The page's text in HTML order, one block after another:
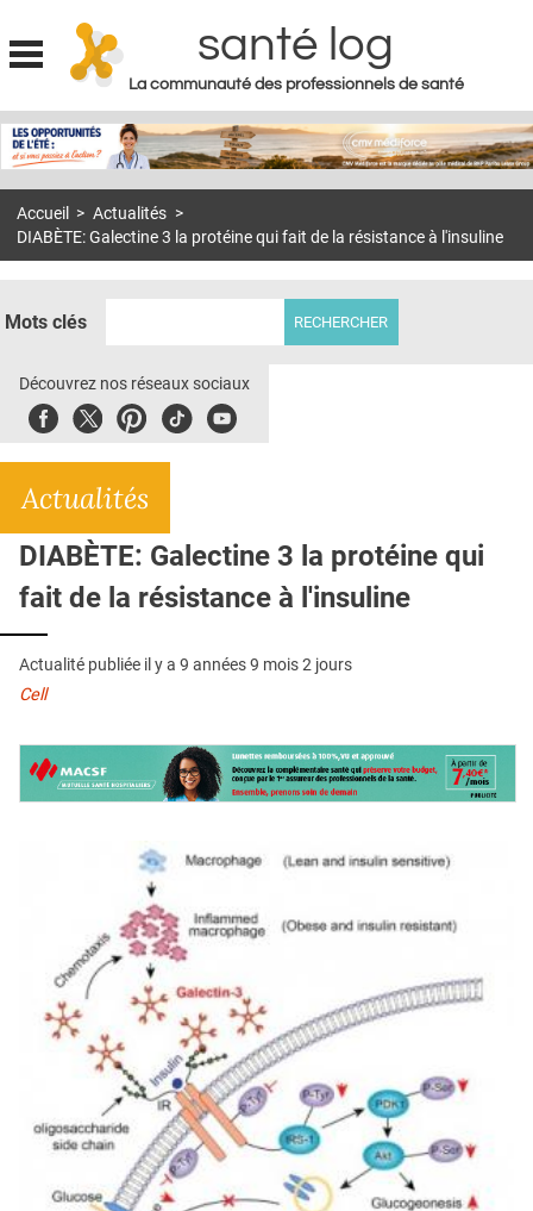
Jump to navigation
santé log
La communauté des professionnels de santé
MON COMPTE
S'ABONNER À LA REVUE SOIN À DOMICILE
DOSSIERS
E-REVUE SAD
L'APP
QUI SOMMES-NOUS ?
PUBLICITÉ
CONDITIONS GÉNÉRALES
CONTACT
Accueil > Actualités >
DIABÈTE: Galectine 3 la protéine qui fait de la résistance à l'insuline
Mots clés
Découvrez nos réseaux sociaux
FacebookTwitterPinterest
TiktokYoubute
Actualités
DIABÈTE: Galectine 3 la protéine qui
fait de la résistance à l'insuline
Actualité publiée il y a 9 années 9 mois 2 jours
Cell